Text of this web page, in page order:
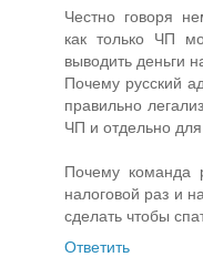
Честно говоря
как только ЧП
выводить деньги
Почему русский
правильно
ЧП и отдельно
Почему команда
налоговой раз и
сделать чтобы
Ответить